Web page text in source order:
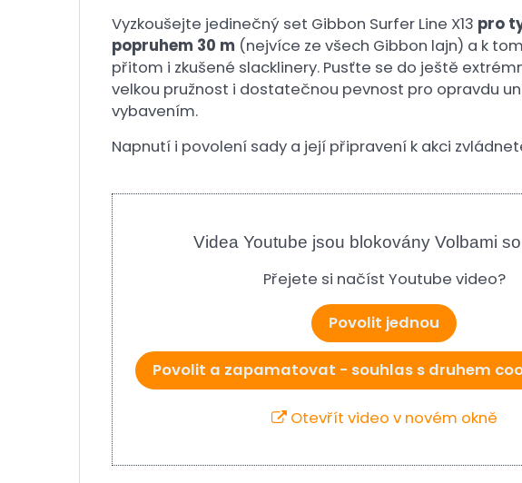
Vyzkoušejte jedinečný set Gibbon Surfer Line X13 pro
popruhem 30 m (nejvíce ze všech Gibbon lajn) a k
přitom i zkušené slacklinery. Pusťte se do ještě
velkou pružnost i dostatečnou pevnost pro opravdu
vybavením.
Napnutí i povolení sady a její připravení k akci
Videa Youtube jsou blokovány Volbami
Přejete si načíst Youtube video?
Povolit jednou
Povolit a zapamatovat - souhlas s druhem
Otevřít video v novém okně